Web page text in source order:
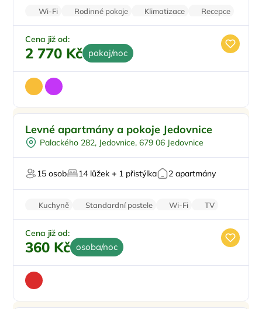
Wi-Fi Rodinné pokoje Klimatizace
Recepce
Parkování zdarma
Cena již od:
2 770 Kč pokoj/noc
Sauna
Wellness procedury
Levné apartmány a pokoje Jedovnice
Palackého 282, Jedovnice, 679 06 Jedovnice
15 osob 14 lůžek + 1 přistýlka 2 apartmány
Kuchyně Standardní postele Wi-Fi
TV
WC
Cena již od:
360 Kč osoba/noc